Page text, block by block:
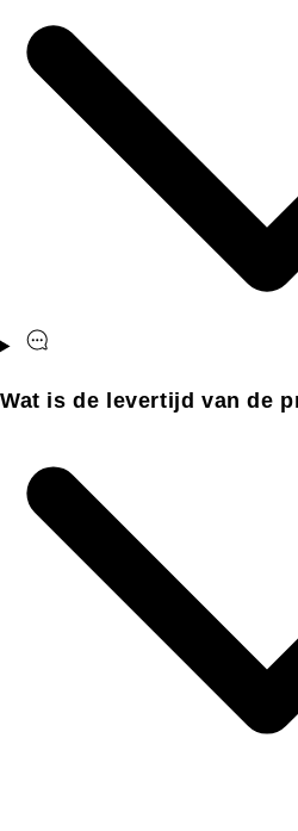
Wat is de levertijd van de